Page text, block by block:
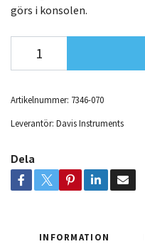
görs i konsolen.
Artikelnummer: 7346-070
Leverantör: Davis Instruments
Dela
INFORMATION